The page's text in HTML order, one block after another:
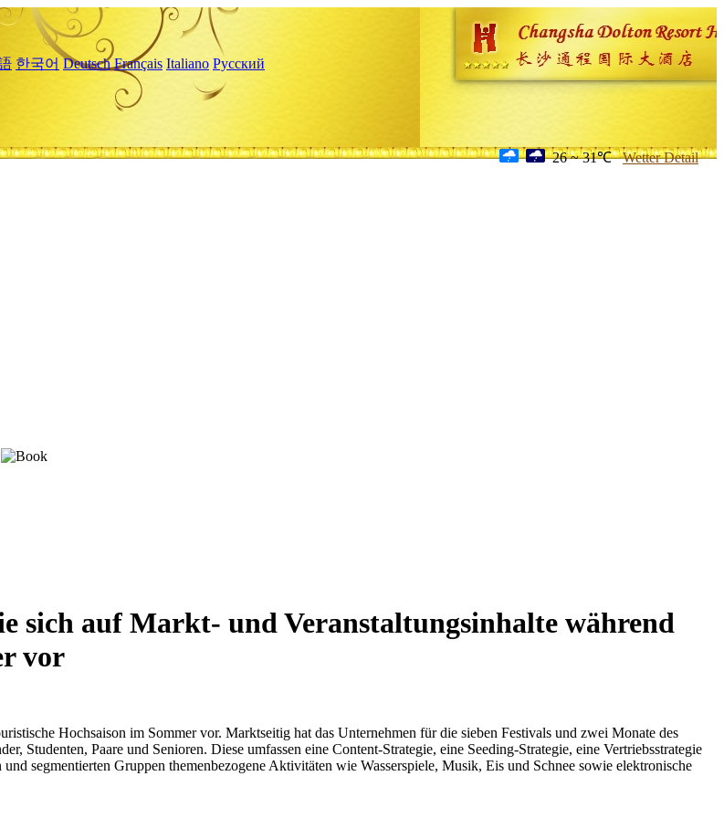
한국어 Deutsch Français Italiano Русский
26 ~ 31℃ Wetter Detail
sich auf Markt- und Veranstaltungsinhalte während
vor
Hochsaison im Sommer vor. Marktseitig hat das Unternehmen für die sieben Festivals und zwei Monate des
Studenten, Paare und Senioren. Diese umfassen eine Content-Strategie, eine Seeding-Strategie, eine Vertriebsstrategie
segmentierten Gruppen themenbezogene Aktivitäten wie Wasserspiele, Musik, Eis und Schnee sowie elektronische